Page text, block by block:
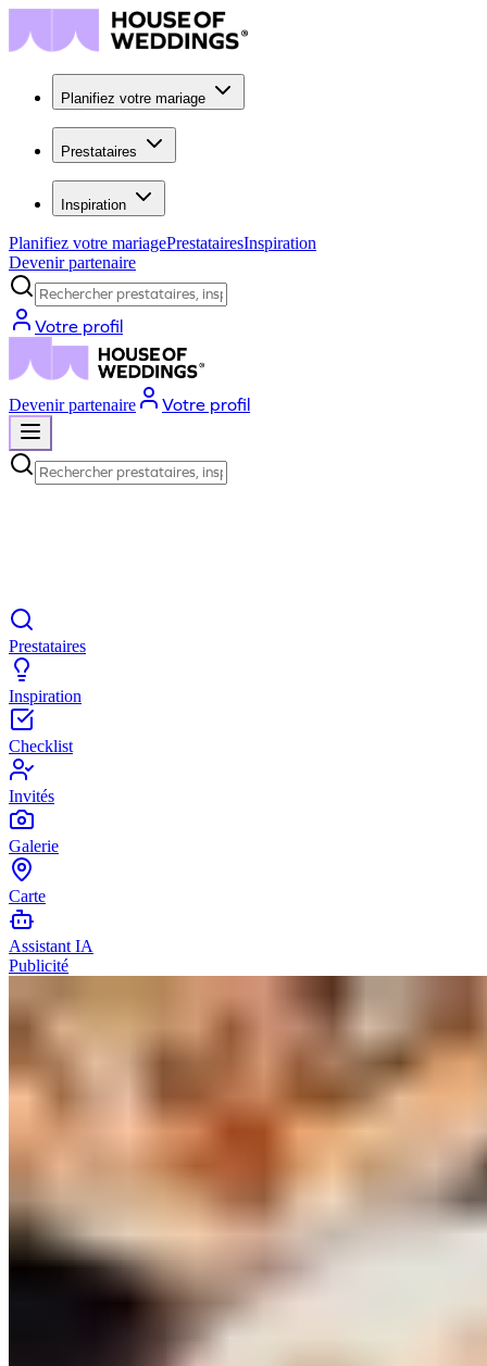
Planifiez votre mariage
Prestataires
Inspiration
Planifiez votre mariagePrestatairesInspiration
Devenir partenaire
Rechercher prestataires, inspiration...
Votre profil
Devenir partenaire Votre profil
Rechercher prestataires, inspiration...
Prestataires
Inspiration
Checklist
Invités
Galerie
Carte
Assistant IA
Publicité